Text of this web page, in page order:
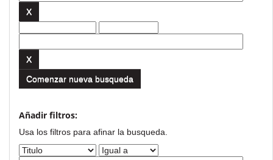
Comenzar nueva busqueda
Añadir filtros:
Usa los filtros para afinar la busqueda.